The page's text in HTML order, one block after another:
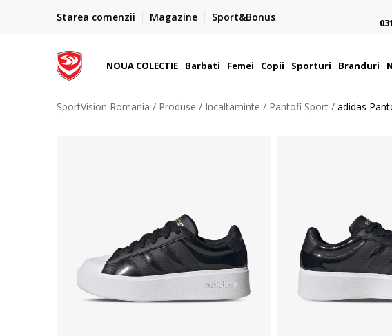
Starea comenzii Magazine Sport&Bonus
Plateste cu cardul in siguranta prin WSPay - Visa, MasterCard,
NOUA COLECTIE Barbati Femei Copii Sporturi Branduri
SportVision Romania Produse Incaltaminte Pantofi Sport adidas